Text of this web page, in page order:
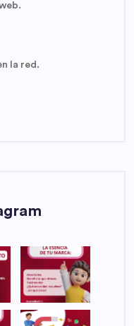
la red.